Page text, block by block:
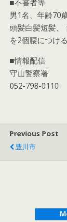
■不審者等
男1名、年齢70
頭髪白髪短髪、
を2個腰につける
■情報配信
守山警察署
052-798-0110
Previous Post
豊川市